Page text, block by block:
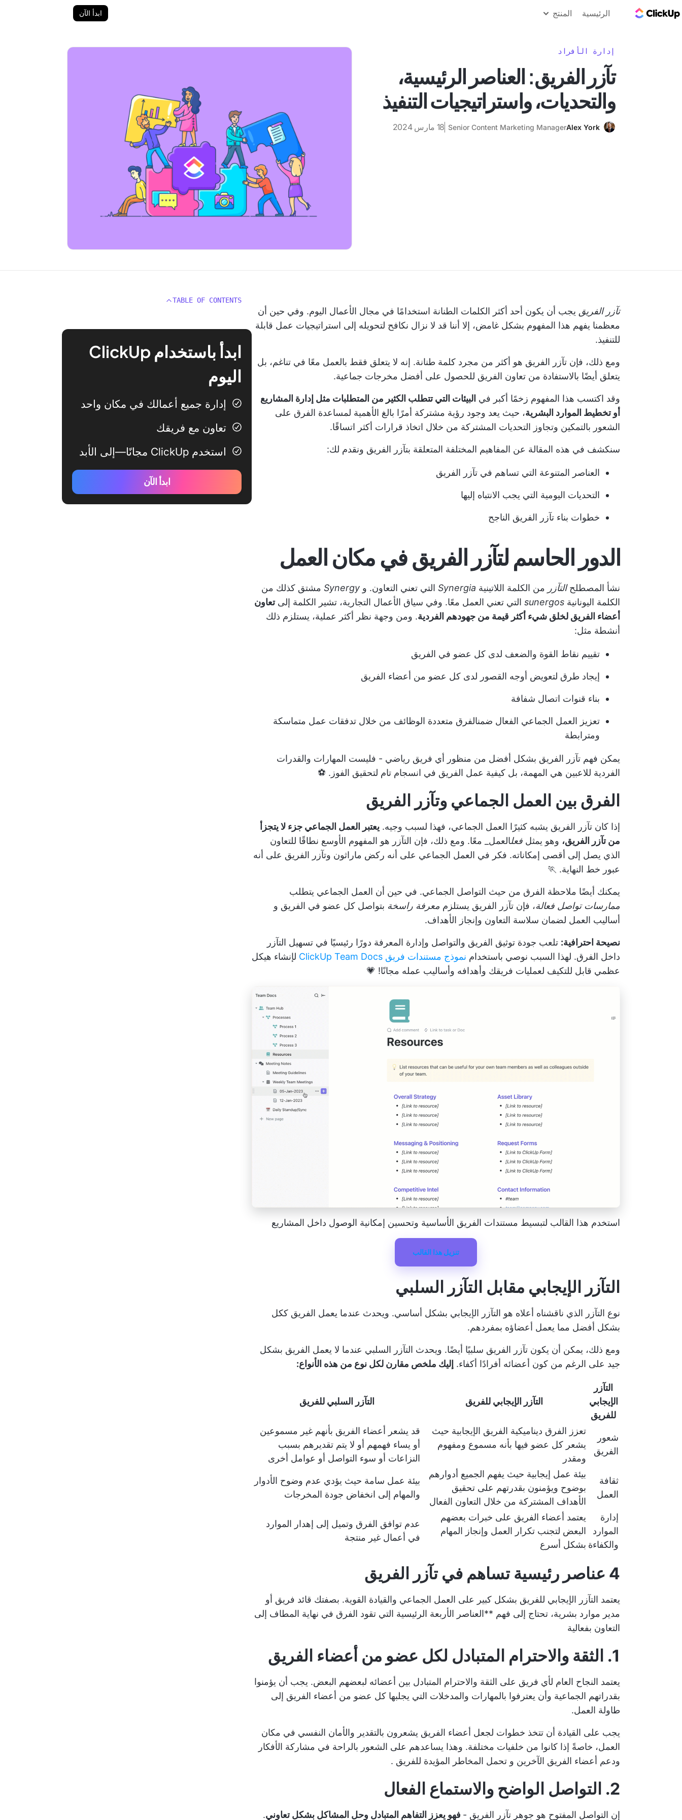
الرئيسية المنتج ابدأ الآن
إدارة الأفراد
تآزر الفريق: العناصر الرئيسية،
والتحديات، واستراتيجيات التنفيذ
Alex York
Senior Content Marketing Manager 18 مارس 2024
تآزر الفريق يجب أن يكون أحد أكثر الكلمات الطنانة استخدامًا في مجال الأعمال اليوم. وفي حين أن
معظمنا يفهم هذا المفهوم بشكل غامض، إلا أننا قد لا نزال نكافح لتحويله إلى استراتيجيات عمل قابلة
للتنفيذ.
ومع ذلك، فإن تآزر الفريق هو أكثر من مجرد كلمة طنانة. إنه لا يتعلق فقط بالعمل معًا في تناغم، بل
يتعلق أيضًا بالاستفادة من تعاون الفريق للحصول على أفضل مخرجات جماعية.
وقد اكتسب هذا المفهوم زخمًا أكبر في البيئات التي تتطلب الكثير من المتطلبات مثل إدارة المشاريع
أو تخطيط الموارد البشرية، حيث يعد وجود رؤية مشتركة أمرًا بالغ الأهمية لمساعدة الفرق على
الشعور بالتمكين وتجاوز التحديات المشتركة من خلال اتخاذ قرارات أكثر اتساقًا.
سنكشف في هذه المقالة عن المفاهيم المختلفة المتعلقة بتآزر الفريق ونقدم لك:
العناصر المتنوعة التي تساهم في تآزر الفريق
التحديات اليومية التي يجب الانتباه إليها
خطوات بناء تآزر الفريق الناجح
الدور الحاسم لتآزر الفريق في مكان العمل
نشأ المصطلحالتآزر من الكلمة اللاتينية Synergia التي تعني التعاون. و Synergy مشتق كذلك من
الكلمة اليونانية sunergos التي تعني العمل معًا. وفي سياق الأعمال التجارية، تشير الكلمة إلىتعاون
أعضاء الفريق لخلق شيء أكثر قيمة من جهودهم الفردية. ومن وجهة نظر أكثر عملية، يستلزم ذلك
أنشطة مثل:
تقييم نقاط القوة والضعف لدى كل عضو في الفريق
إيجاد طرق لتعويض أوجه القصور لدى كل عضو من أعضاء الفريق
بناء قنوات اتصال شفافة
تعزيز العمل الجماعي الفعال ضمنالفرق متعددة الوظائف من خلال تدفقات عمل متماسكة
ومترابطة
يمكن فهم تآزر الفريق بشكل أفضل من منظور أي فريق رياضي - فليست المهارات والقدرات
الفردية للاعبين هي المهمة، بل كيفية عمل الفريق في انسجام تام لتحقيق الفوز. ⚽
الفرق بين العمل الجماعي وتآزر الفريق
إذا كان تآزر الفريق يشبه كثيرًا العمل الجماعي، فهذا لسبب وجيه. يعتبر العمل الجماعي جزء لا يتجزأ
من تآزر الفريق، وهو يمثل فعلالعمل_ معًا. ومع ذلك، فإن التآزر هو المفهوم الأوسع نطاقًا للتعاون
الذي يصل إلى أقصى إمكاناته. فكر في العمل الجماعي على أنه ركض ماراثون وتآزر الفريق على أنه
عبور خط النهاية. 🏃
يمكنك أيضًا ملاحظة الفرق من حيث التواصل الجماعي. في حين أن العمل الجماعي يتطلب
ممارسات تواصل فعالة، فإن تآزر الفريق يستلزم معرفة راسخة بتواصل كل عضو في الفريق و
أساليب العمل لضمان سلاسة التعاون وإنجاز الأهداف.
نصيحة احترافية: تلعب جودة توثيق الفريق والتواصل وإدارة المعرفة دورًا رئيسيًا في تسهيل التآزر
داخل الفرق. لهذا السبب نوصي باستخدام نموذج مستندات فريق ClickUp Team Docs
لإنشاء هيكل
عظمي قابل للتكيف لعمليات فريقك وأهدافه وأساليب عمله مجانًا! 💗
استخدم هذا القالب لتبسيط مستندات الفريق الأساسية وتحسين إمكانية الوصول داخل المشاريع
تنزيل هذا القالب
التآزر الإيجابي مقابل التآزر السلبي
نوع التآزر الذي ناقشناه أعلاه هو التآزر الإيجابي بشكل أساسي. ويحدث عندما يعمل الفريق ككل
بشكل أفضل مما يعمل أعضاؤه بمفردهم.
ومع ذلك، يمكن أن يكون تآزر الفريق سلبيًا أيضًا. ويحدث التآزر السلبي عندما لا يعمل الفريق بشكل
جيد على الرغم من كون أعضائه أفرادًا أكفاء. إليك ملخص مقارن لكل نوع من هذه الأنواع:
التآزر
الإيجابي
للفريق
التآزر الإيجابي للفريق التآزر السلبي للفريق
شعور
الفريق
تعزز الفرق ديناميكية الفريق الإيجابية حيث
يشعر كل عضو فيها بأنه مسموع ومفهوم
ومقدر
قد يشعر أعضاء الفريق بأنهم غير مسموعين
أو يساء فهمهم أو لا يتم تقديرهم بسبب
النزاعات أو سوء التواصل أو عوامل أخرى
ثقافة
العمل
بيئة عمل إيجابية حيث يفهم الجميع أدوارهم
بوضوح ويؤمنون بقدرتهم على تحقيق
الأهداف المشتركة من خلال التعاون الفعال
بيئة عمل سامة حيث يؤدي عدم وضوح الأدوار
والمهام إلى انخفاض جودة المخرجات
إدارة
الموارد
والكفاءة
يعتمد أعضاء الفريق على خبرات بعضهم
البعض لتجنب تكرار العمل وإنجاز المهام
بشكل أسرع
عدم توافق الفرق وتميل إلى إهدار الموارد
في أعمال غير منتجة
4 عناصر رئيسية تساهم في تآزر الفريق
يعتمد التآزر الإيجابي للفريق بشكل كبير على العمل الجماعي والقيادة القوية. بصفتك قائد فريق أو
مدير موارد بشرية، تحتاج إلى فهم **العناصر الأربعة الرئيسية التي تقود الفرق في نهاية المطاف إلى
التعاون بفعالية
1. الثقة والاحترام المتبادل لكل عضو من أعضاء الفريق
يعتمد النجاح العام لأي فريق على الثقة والاحترام المتبادل بين أعضائه لبعضهم البعض. يجب أن يؤمنوا
بقدراتهم الجماعية وأن يعترفوا بالمهارات والمدخلات التي يجلبها كل عضو من أعضاء الفريق إلى
طاولة العمل.
يجب على القيادة أن تتخذ خطوات لجعل أعضاء الفريق يشعرون بالتقدير والأمان النفسي في مكان
العمل، خاصةً إذا كانوا من خلفيات مختلفة. وهذا يساعدهم على الشعور بالراحة في مشاركة الأفكار
ودعم أعضاء الفريق الآخرين و تحمل المخاطر المؤيدة للفريق .
2. التواصل الواضح والاستماع الفعال
إن التواصل المفتوح هو جوهر تآزر الفريق - فهو يعزز التفاهم المتبادل وحل المشاكل بشكل تعاوني.
TABLE OF CONTENTS
ابدأ باستخدام ClickUp
اليوم
إدارة جميع أعمالك في مكان واحد
تعاون مع فريقك
استخدم ClickUp مجانًا—إلى الأبد
ابدأ الآن